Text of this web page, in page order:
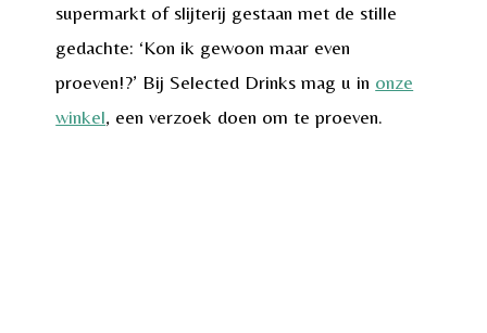
supermarkt of slijterij gestaan met de stille
gedachte: ‘Kon ik gewoon maar even
proeven!?’ Bij Selected Drinks mag u in onze
winkel, een verzoek doen om te proeven.